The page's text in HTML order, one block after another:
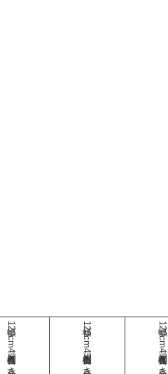
幅120cm食器棚（奥行49-高さ185） 幅120cm食器棚（奥行45-高さ199） 幅120cm食器棚（奥行49-高さ199）